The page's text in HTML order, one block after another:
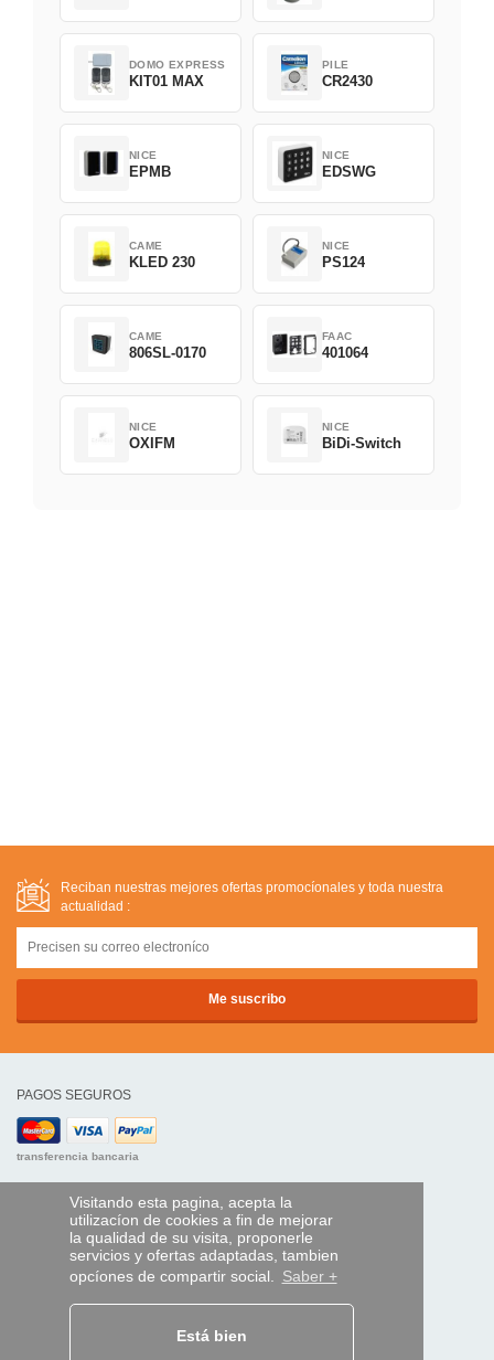
Visitando esta pagina, acepta la
utilizacíon de cookies a fin de mejorar
la qualidad de su visita, proponerle
servicios y ofertas adaptadas, tambien
opcíones de compartir social. Saber +
Está bien
DOMO EXPRESS
KIT01 MAX
PILE
CR2430
NICE
EPMB
NICE
EDSWG
CAME
KLED 230
NICE
PS124
CAME
806SL-0170
FAAC
401064
NICE
OXIFM
NICE
BiDi-Switch
Reciban nuestras mejores ofertas promocíonales y toda nuestra
actualidad :
PAGOS SEGUROS
transferencia bancaria
AYUDA Y SERVICIOS
Localice su envío
MANDO EXPRESS
¿Quiénes somos?